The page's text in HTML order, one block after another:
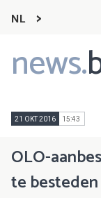
NL
news.
Main
navigation
21 OKT 2016 15:43
OLO-
te